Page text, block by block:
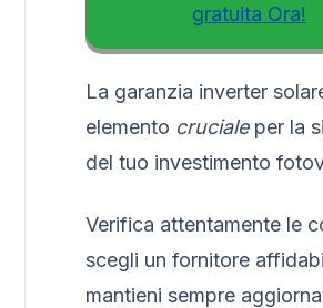
gratuita Ora!
La garanzia inverter
elemento crucialeper la
del tuo investimento
Verifica attentamente le
scegli un fornitore
mantieni sempre